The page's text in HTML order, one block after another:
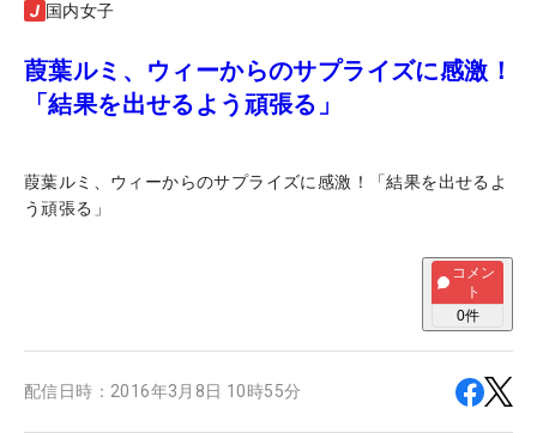
国内女子
葭葉ルミ、ウィーからのサプライズに感激！
「結果を出せるよう頑張る」
葭葉ルミ、ウィーからのサプライズに感激！「結果を出せるよ
う頑張る」
コメン
ト
0件
配信日時： 2016年3月8日 10時55分